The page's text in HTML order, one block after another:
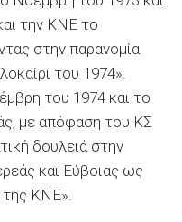
την ΚΝΕ το
στην παρανομία
του 1974».
του 1974 και το
με απόφαση του ΚΣ
δουλειά στην
και Εύβοιας ως
της ΚΝΕ».